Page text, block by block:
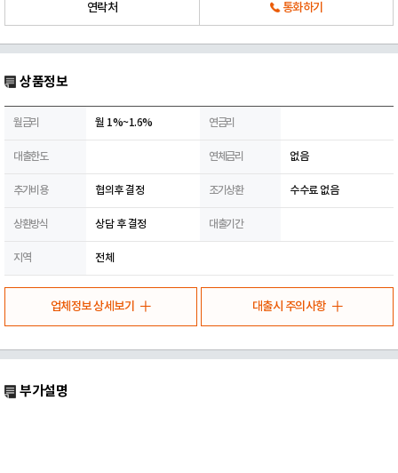
연락처 통화하기
상품정보
월금리 월 1%~1.6% 연금리
대출한도 연체금리 없음
추가비용 협의후 결정 조기상환 수수료 없음
상환방식 상담 후 결정 대출기간
지역 전체
업체정보 상세보기 대출시 주의사항
부가설명